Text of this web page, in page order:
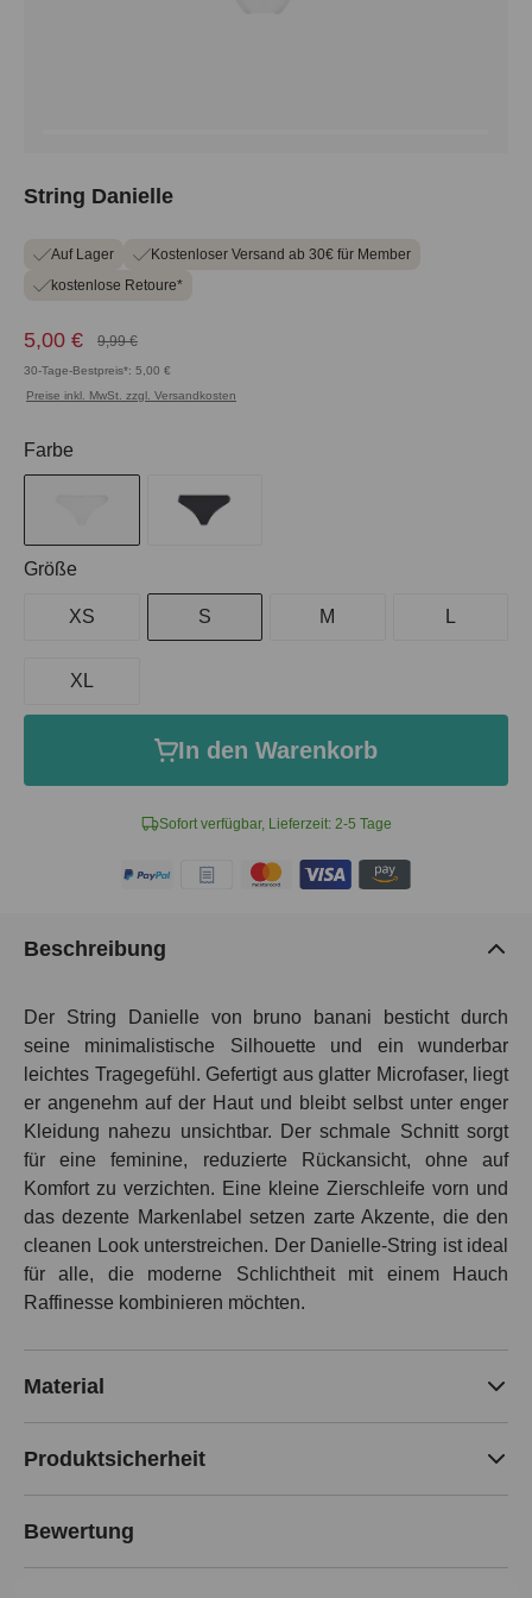
String Danielle
Auf Lager
Kostenloser Versand ab 30€ für Member
kostenlose Retoure*
5,00 € 9,99 €
30-Tage-Bestpreis*: 5,00 €
Preise inkl. MwSt. zzgl. Versandkosten
Sofort verfügbar, Lieferzeit: 2-5 Tage
Farbe
Größe
XS S M L
XL
In den Warenkorb
Beschreibung
Der String Danielle von bruno banani besticht durch
seine minimalistische Silhouette und ein wunderbar
leichtes Tragegefühl. Gefertigt aus glatter Microfaser, liegt
er angenehm auf der Haut und bleibt selbst unter enger
Kleidung nahezu unsichtbar. Der schmale Schnitt sorgt
für eine feminine, reduzierte Rückansicht, ohne auf
Komfort zu verzichten. Eine kleine Zierschleife vorn und
das dezente Markenlabel setzen zarte Akzente, die den
cleanen Look unterstreichen. Der Danielle-String ist ideal
für alle, die moderne Schlichtheit mit einem Hauch
Raffinesse kombinieren möchten.
Material
Produktsicherheit
Bewertung